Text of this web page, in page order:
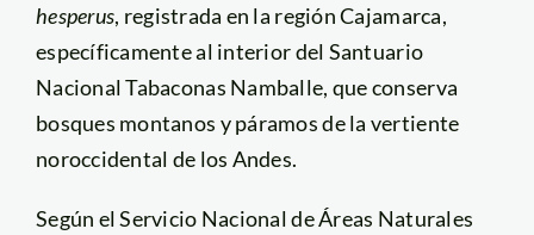
hesperus, registrada en la región Cajamarca,
específicamente al interior del Santuario
Nacional Tabaconas Namballe, que conserva
bosques montanos y páramos de la vertiente
noroccidental de los Andes.
Según el Servicio Nacional de Áreas Naturales